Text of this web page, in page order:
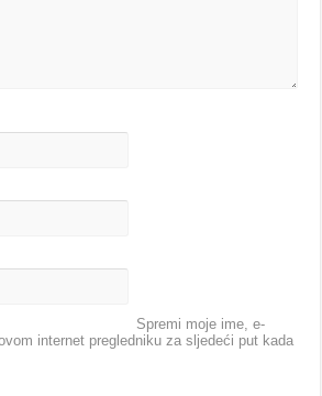
Spremi moje ime, e-
internet pregledniku za sljedeći put kada